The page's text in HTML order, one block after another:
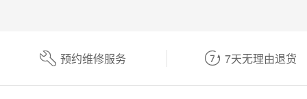
预约维修服务 7天无理由退货